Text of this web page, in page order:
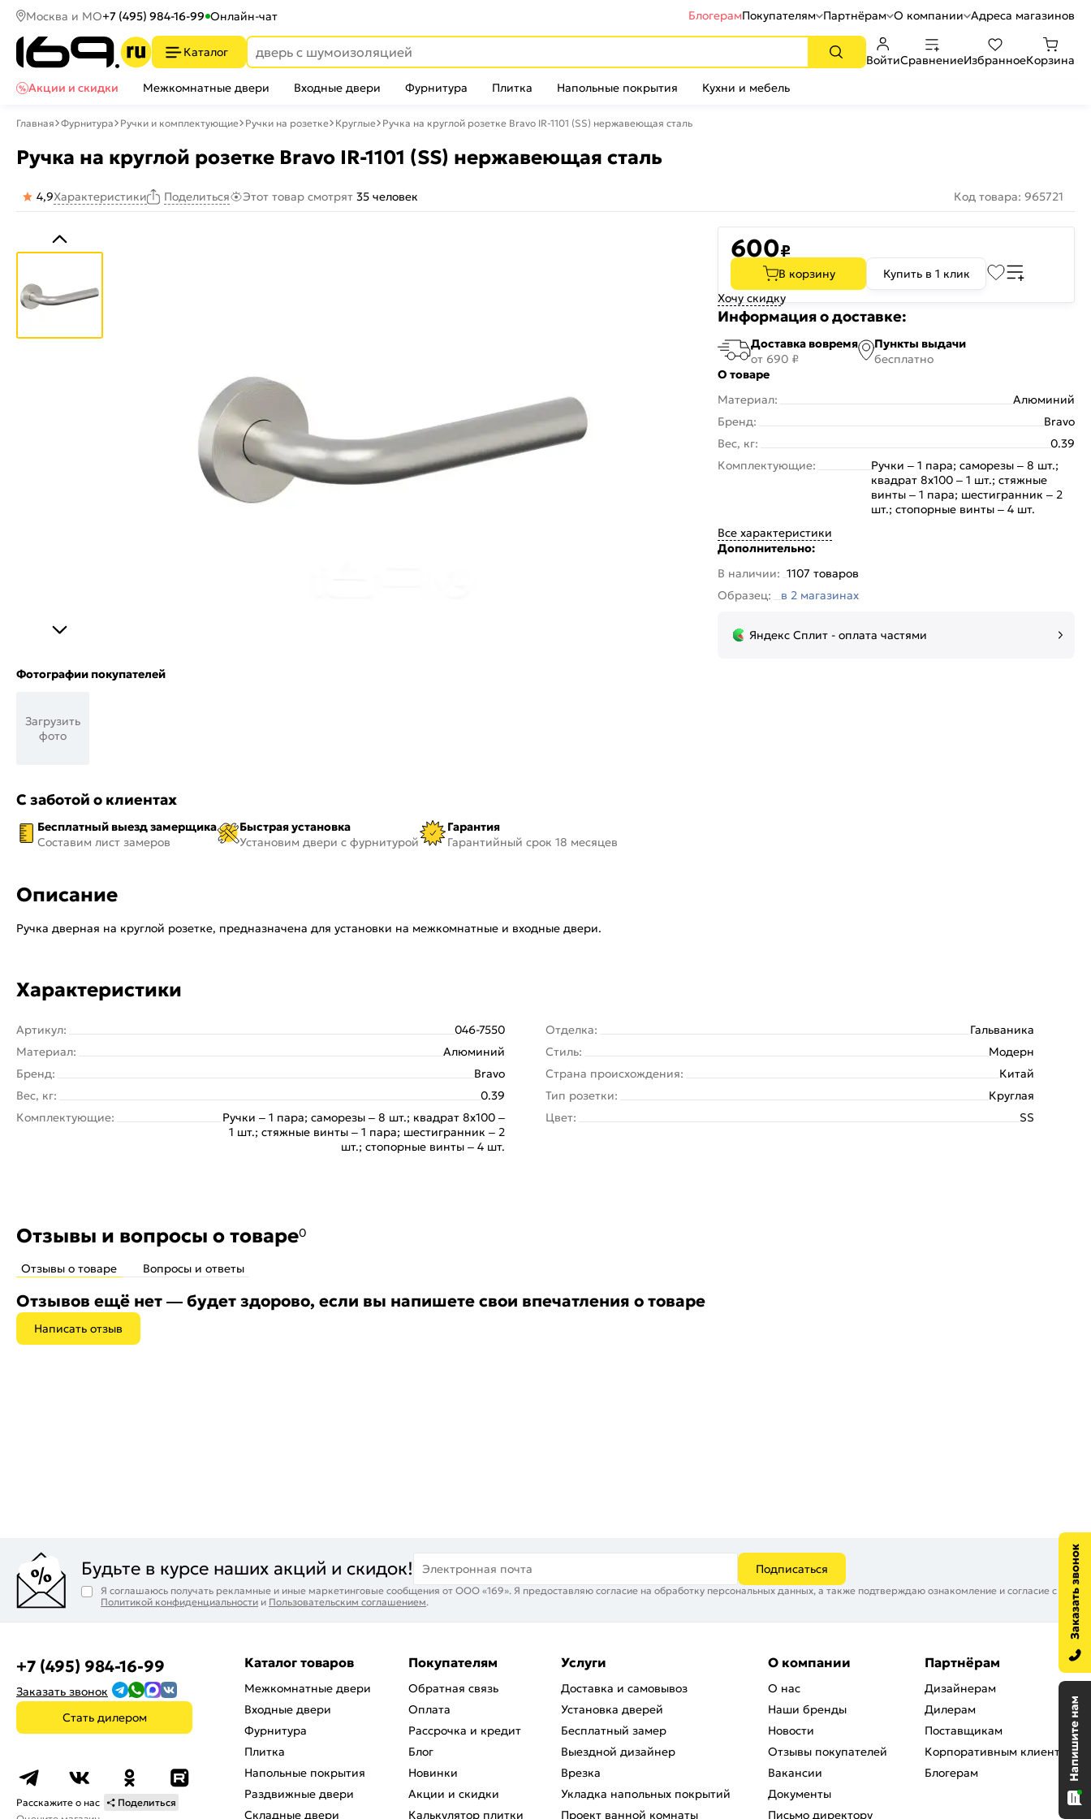
Москва и МО+7 (495) 984-16-99 Онлайн-чат БлогерамПокупателям Партнёрам О компании Адреса магазинов
Каталог
ВойтиСравнениеИзбранноеКорзина
Акции и скидки
Межкомнатные двери Входные двери Фурнитура Плитка Напольные покрытия Кухни и мебель
Главная Фурнитура Ручки и комплектующие Ручки на розетке Круглые Ручка на круглой розетке Bravo IR-1101 (SS) нержавеющая сталь
Ручка на круглой розетке Bravo IR-1101 (SS) нержавеющая сталь
4,9Характеристики Поделиться Этот товар смотрят 35 человек Код товара: 965721
Фотографии покупателей
Загрузить
фото
С заботой о клиентах
Бесплатный выезд замерщика
Составим лист замеров
Быстрая установка
Установим двери с фурнитурой
Гарантия
Гарантийный срок 18 месяцев
600₽
В корзину
Купить в 1 клик
Хочу скидку
Информация о доставке:
Доставка вовремя
от 690 ₽
Пункты выдачи
бесплатно
О товаре
Материал:
Алюминий
Бренд:
Bravo
Вес, кг:
0.39
Комплектующие:
Ручки – 1 пара; саморезы – 8 шт.;
квадрат 8х100 – 1 шт.; стяжные
винты – 1 пара; шестигранник – 2
шт.; стопорные винты – 4 шт.
Все характеристики
Дополнительно:
В наличии: 1107 товаров
Образец:
в 2 магазинах
Яндекс Сплит - оплата частями
Описание
Ручка дверная на круглой розетке, предназначена для установки на межкомнатные и входные двери.
Характеристики
Артикул:
046-7550
Материал:
Алюминий
Бренд:
Bravo
Вес, кг:
0.39
Комплектующие:
Ручки – 1 пара; саморезы – 8 шт.; квадрат 8х100 –
1 шт.; стяжные винты – 1 пара; шестигранник – 2
шт.; стопорные винты – 4 шт.
Отделка:
Гальваника
Стиль:
Модерн
Страна происхождения:
Китай
Тип розетки:
Круглая
Цвет:
SS
Отзывы и вопросы о товаре0
Отзывы о товаре Вопросы и ответы
Отзывов ещё нет — будет здорово, если вы напишете свои впечатления о товаре
Написать отзыв
Будьте в курсе наших акций и скидок! Электронная почта Подписаться
Я соглашаюсь получать рекламные и иные маркетинговые сообщения от ООО «169». Я предоставляю согласие на обработку персональных данных, а также подтверждаю ознакомление и согласие с
Политикой конфиденциальности и Пользовательским соглашением.
+7 (495) 984-16-99
Заказать звонок
Стать дилером
Расскажите о нас
Поделиться
Каталог товаров
Межкомнатные двери
Входные двери
Фурнитура
Плитка
Напольные покрытия
Раздвижные двери
Складные двери
Покупателям
Обратная связь
Оплата
Рассрочка и кредит
Блог
Новинки
Акции и скидки
Калькулятор плитки
Услуги
Доставка и самовывоз
Установка дверей
Бесплатный замер
Выездной дизайнер
Врезка
Укладка напольных покрытий
Проект ванной комнаты
О компании
О нас
Наши бренды
Новости
Отзывы покупателей
Вакансии
Документы
Письмо директору
Партнёрам
Дизайнерам
Дилерам
Поставщикам
Корпоративным клиентам
Блогерам